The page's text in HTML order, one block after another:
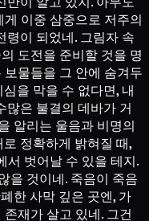
이중 삼중으로 저주의
령이 되었네. 그림자 속
도전을 준비할 것을 명
물들을 그 안에 숨겨두
을 막을 수 없다면, 내
많은 불결의 데바가 거
알리는 울음과 비명의
정확하게 밝혀질 때,
서 벗어날 수 있을 테지.
을 것이네. 죽음이 죽음
한 사막 깊은 곳엔, 가
재가 살고 있네. 그건